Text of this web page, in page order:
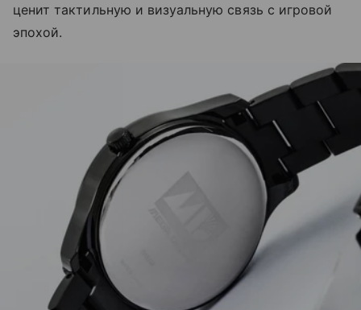
ценит тактильную и визуальную связь с игровой
эпохой.